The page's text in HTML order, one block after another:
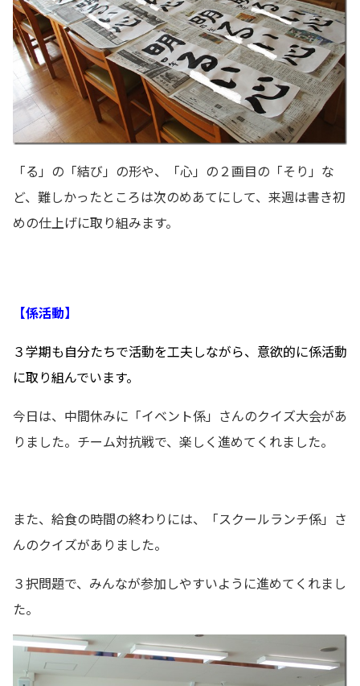
「る」の「結び」の形や、「心」の２画目の「そり」な
ど、難しかったところは次のめあてにして、来週は書き初
めの仕上げに取り組みます。
【係活動】
３学期も自分たちで活動を工夫しながら、意欲的に係活動
に取り組んでいます。
今日は、中間休みに「イベント係」さんのクイズ大会があ
りました。チーム対抗戦で、楽しく進めてくれました。
また、給食の時間の終わりには、「スクールランチ係」さ
んのクイズがありました。
３択問題で、みんなが参加しやすいように進めてくれまし
た。